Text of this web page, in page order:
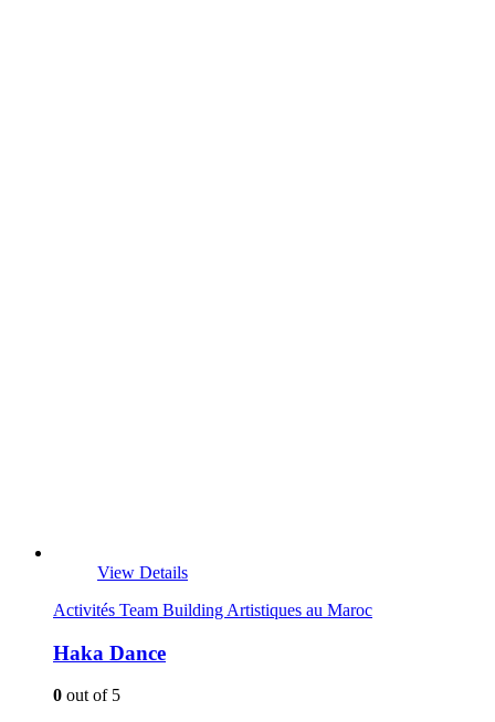
View Details
Activités Team Building Artistiques au Maroc
Haka Dance
0 out of 5